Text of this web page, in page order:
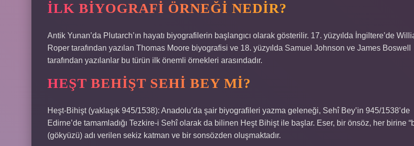
İLK BIYOGRAFI ÖRNEĞI NEDIR?
Antik Yunan’da Plutarch’ın hayatı biyografilerin başlangıcı olarak gösterilir. 17. yüzyılda İngiltere’de
Roper tarafından yazılan Thomas Moore biyografisi ve 18. yüzyılda Samuel Johnson ve James Boswell
tarafından yazılanlar bu türün ilk önemli örnekleri arasındadır.
HEŞT BEHIŞT SEHI BEY MI?
Heşt-Bihişt (yaklaşık 945/1538): Anadolu’da şair biyografileri yazma geleneği, Sehî Bey’in 945/1538’de
Edirne’de tamamladığı Tezkire-i Sehî olarak da bilinen Heşt Bihişt ile başlar. Eser, bir önsöz, her birine
(gökyüzü) adı verilen sekiz katman ve bir sonsözden oluşmaktadır.